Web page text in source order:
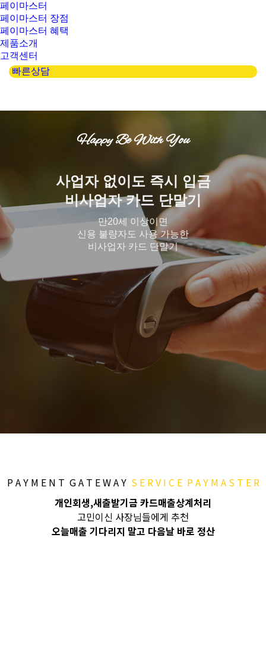
페이마스터
페이마스터 장점
페이마스터 혜택
제품소개
고객센터
빠른상담
Happy Be With You
사업자 없이도 즉시 입금
비사업자 카드 단말기
만20세 이상이면
신용 불량자도 사용 가능한
비사업자 카드 단말기
P A Y M E N T G A T E W A Y S E R V I C E P A Y M A S T E R
개인회생,새출발기금 카드매출상계처리
고민이신 사장님들에게 추천
오늘매출 기다리지 말고 다음날 바로 정산